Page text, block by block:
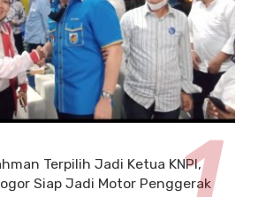
Terpilih Jadi Ketua KNPI,
Siap Jadi Motor Penggerak